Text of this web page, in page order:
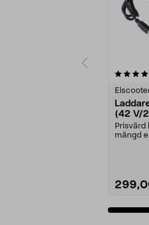
(42 V/
E-Way
Prisvärd
mängd